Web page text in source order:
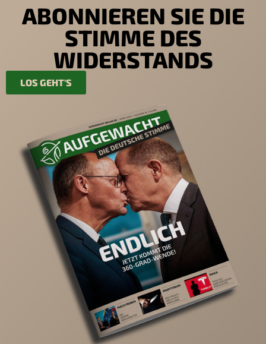
ABONNIEREN SIE DIE
STIMME DES
WIDERSTANDS
LOS GEHT'S